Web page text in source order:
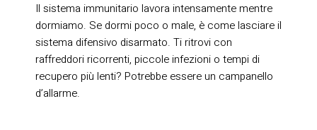
Il sistema immunitario lavora intensamente mentre
dormiamo. Se dormi poco o male, è come lasciare il
sistema difensivo disarmato. Ti ritrovi con
raffreddori ricorrenti, piccole infezioni o tempi di
recupero più lenti? Potrebbe essere un campanello
d’allarme.